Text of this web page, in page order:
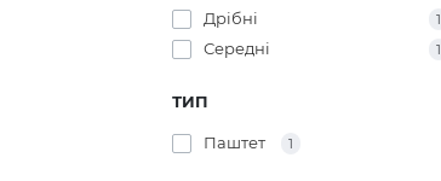
Дрібні 1
Середні 1
ТИП
Паштет 1